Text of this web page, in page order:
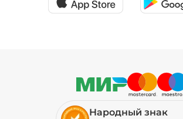
Народный знак